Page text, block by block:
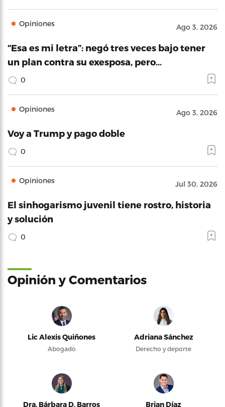
Opiniones Ago 3, 2026
“Esa es mi letra”: negó tres veces bajo tener
un plan contra su exesposa, pero…
0
Opiniones Ago 3, 2026
Voy a Trump y pago doble
0
Opiniones Jul 30, 2026
El sinhogarismo juvenil tiene rostro, historia
y solución
0
Opinión y Comentarios
Lic Alexis Quiñones
Abogado
Adriana Sánchez
Derecho y deporte
Dra. Bárbara D. Barros Brian Díaz